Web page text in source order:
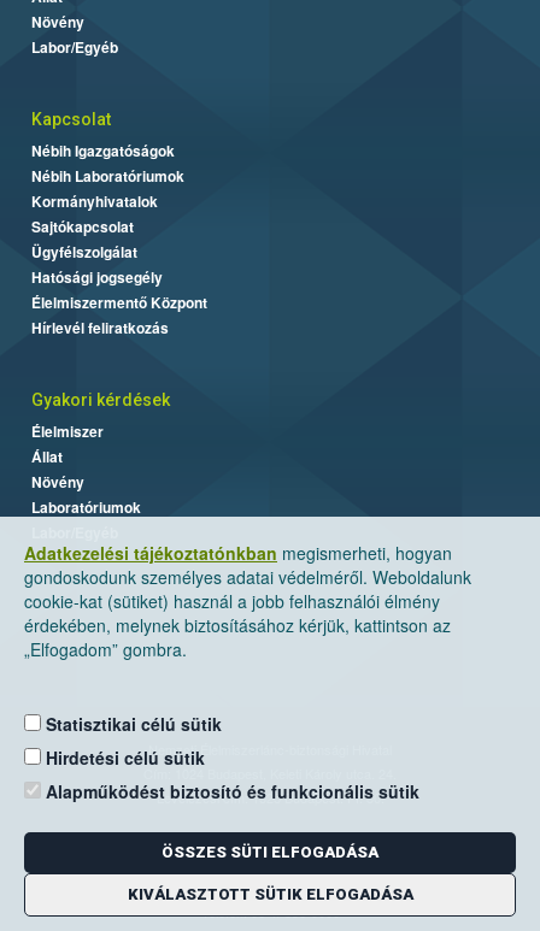
Adatkezelési tájékoztatónkban megismerheti, hogyan
gondoskodunk személyes adatai védelméről. Weboldalunk
cookie-kat (sütiket) használ a jobb felhasználói élmény
érdekében, melynek biztosításához kérjük, kattintson az
„Elfogadom” gombra.
Statisztikai célú sütik
Hirdetési célú sütik
Alapműködést biztosító és funkcionális sütik
ÖSSZES SÜTI ELFOGADÁSA
KIVÁLASZTOTT SÜTIK ELFOGADÁSA
Növény
Labor/Egyéb
Kapcsolat
Nébih Igazgatóságok
Nébih Laboratóriumok
Kormányhivatalok
Sajtókapcsolat
Ügyfélszolgálat
Hatósági jogsegély
Élelmiszermentő Központ
Hírlevél feliratkozás
Gyakori kérdések
Élelmiszer
Állat
Növény
Laboratóriumok
Nemzeti Élelmiszerlánc-biztonsági Hivatal
Levelezési cím: 1525 Budapest. Pf. 30.
E-mail:ugyfelszolgalat@nebih.gov.hu
Zöld szám: 06-80/263-244
Telefon: 06-1/ 336-9000